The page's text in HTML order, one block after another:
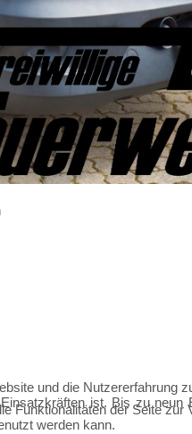
ist. Bis zu neun
werden kann.
und die Nutzererfahrung
Funktionalitäten der Seite zur